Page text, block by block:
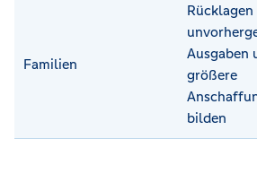
Familien
Ausgaben
größere
bilden